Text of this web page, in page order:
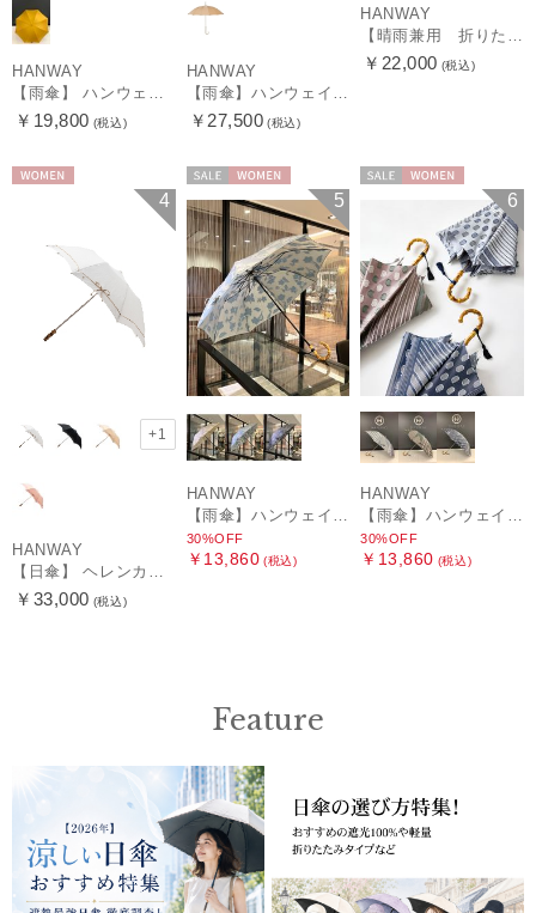
HANWAY
￥19,800 (税込)
HANWAY
￥27,500 (税込)
HANWAY
【晴雨兼用 折りたたみ日傘】ハンウェイ（ＨＡＮＷＡＹ）Vestido de frida（べスティード・デ・フリーダ）
￥22,000 (税込)
4
+1
HANWAY
【日傘】 ヘレンカミンスキー（HELEN KAMINSKI） X ハンウェイ (HANWAY) コラボ プロヴァンスタイプ 麻無地 ラフィアコード 折りたたみ傘 曲がり手元 純パラソル
￥33,000 (税込)
5
HANWAY
30%OFF
￥13,860 (税込)
6
HANWAY
30%OFF
￥13,860 (税込)
Feature